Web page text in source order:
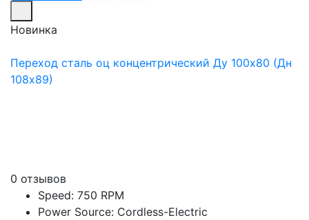
Новинка
Переход сталь оц концентрический Ду 100х80 (Дн
108х89)
0 отзывов
Speed: 750 RPM
Power Source: Cordless-Electric